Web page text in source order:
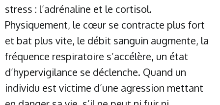
stress : l’adrénaline et le cortisol.
Physiquement, le cœur se contracte plus fort
et bat plus vite, le débit sanguin augmente, la
fréquence respiratoire s’accélère, un état
d’hypervigilance se déclenche. Quand un
individu est victime d’une agression mettant